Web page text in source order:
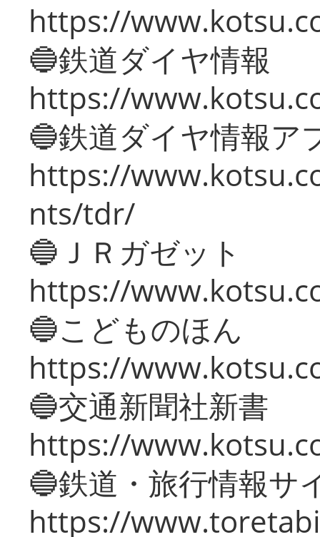
https://
🔵鉄道ダイヤ情報
https://
🔵鉄道ダイヤ情報ア
https://
nts/tdr/
🔵ＪＲガゼット
https://
🔵こどものほん
https://
🔵交通新聞社新書
https://
🔵鉄道・旅行情報サ
https://